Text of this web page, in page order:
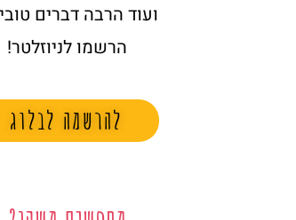
ועוד הרבה דברים
הרשמו לניוזלטר!
להרשמה לבלוג